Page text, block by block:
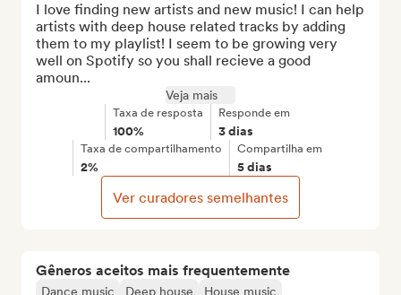
Gêneros aceitos mais frequentemente
Dance music Deep house House music
I love finding new artists and new music! I can help
artists with deep house related tracks by adding
them to my playlist! I seem to be growing very
well on Spotify so you shall recieve a good
amoun...
Veja mais
Taxa de resposta
100%
Responde em
3 dias
Taxa de compartilhamento
2%
Compartilha em
5 dias
Ver curadores semelhantes